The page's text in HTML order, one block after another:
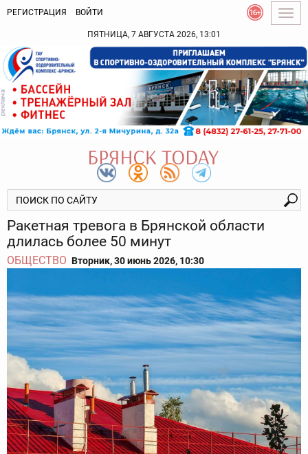
РЕГИСТРАЦИЯ ВОЙТИ
ПЯТНИЦА, 7 АВГУСТА 2026, 13:01
Ракетная тревога в Брянской области
длилась более 50 минут
ОБЩЕСТВО Вторник, 30 июнь 2026, 10:30